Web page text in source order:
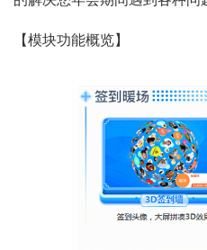
【模块功能概览】